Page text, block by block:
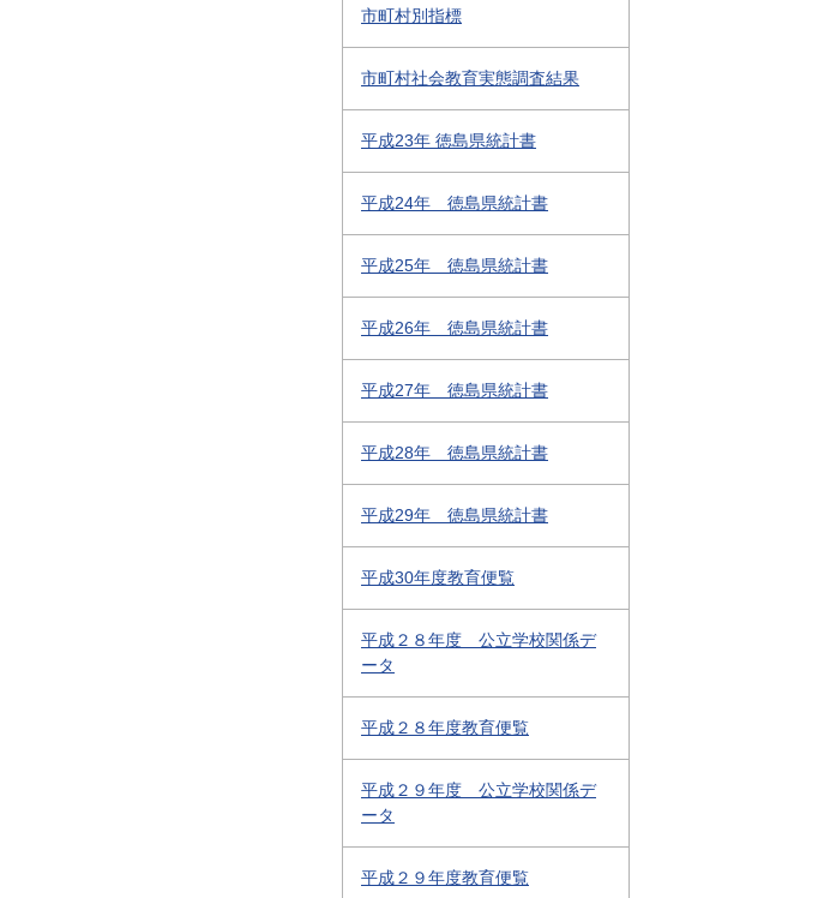
市町村別指標
市町村社会教育実態調査結果
平成23年 徳島県統計書
平成24年 徳島県統計書
平成25年 徳島県統計書
平成26年 徳島県統計書
平成27年 徳島県統計書
平成28年 徳島県統計書
平成29年 徳島県統計書
平成30年度教育便覧
平成２８年度 公立学校関係デ
ータ
平成２８年度教育便覧
平成２９年度 公立学校関係デ
ータ
平成２９年度教育便覧